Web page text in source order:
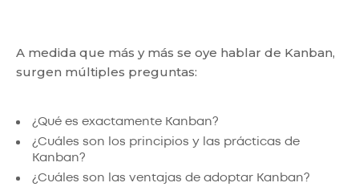
A medida que más y más se oye hablar de Kanban,
surgen múltiples preguntas:
¿Qué es exactamente Kanban?
¿Cuáles son los principios y las prácticas de
Kanban?
¿Cuáles son las ventajas de adoptar Kanban?